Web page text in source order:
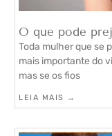
O que pode
Toda mulher que se
mais importante do
mas se os fios
LEIA MAIS →